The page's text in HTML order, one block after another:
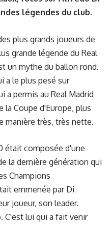
légendes du club.
plus grands joueurs de
grande légende du Real
un mythe du ballon rond.
a le plus pesé sur
a permis au Real Madrid
la Coupe d'Europe, plus
manière très, très nette.
était composée d'une
la dernière génération qui
Champions
emmenée par Di
joueur, son leader.
C'est lui qui a fait venir